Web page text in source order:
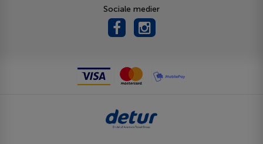
Sociale medier